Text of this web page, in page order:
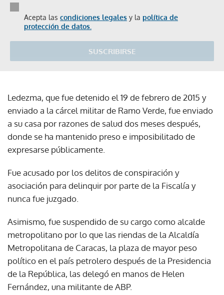
Acepta las condiciones legales y la política de
protección de datos.
SUSCRIBIRSE
Ledezma, que fue detenido el 19 de febrero de 2015 y
enviado a la cárcel militar de Ramo Verde, fue enviado
a su casa por razones de salud dos meses después,
donde se ha mantenido preso e imposibilitado de
expresarse públicamente.
Fue acusado por los delitos de conspiración y
asociación para delinquir por parte de la Fiscalía y
nunca fue juzgado.
Asimismo, fue suspendido de su cargo como alcalde
metropolitano por lo que las riendas de la Alcaldía
Metropolitana de Caracas, la plaza de mayor peso
político en el país petrolero después de la Presidencia
de la República, las delegó en manos de Helen
Fernández, una militante de ABP.